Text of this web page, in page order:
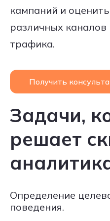
кампаний и
различных каналов
трафика.
Получить
Задачи,
решает
Определение
поведения.